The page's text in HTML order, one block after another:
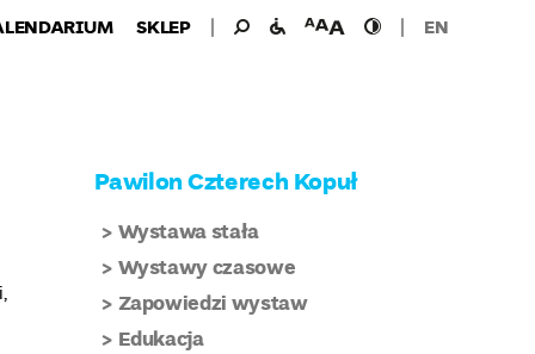
SKLEP Wyszukaj
Wyszukiwanie
dla:
udogodnieniawielkość
czcionki
wysoki
kontrast
EN
Pawilon Czterech Kopuł
Wystawa stała
Wystawy czasowe
Zapowiedzi wystaw
Edukacja